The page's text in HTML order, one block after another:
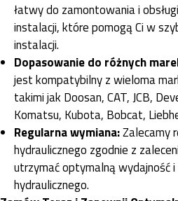
łatwy do zamontowania i
instalacji, które pomogą Ci w
instalacji.
Dopasowanie do różnych
jest kompatybilny z wieloma
takimi jak Doosan, CAT, JCB,
Komatsu, Kubota, Bobcat,
Regularna wymiana:Zalecamy
hydraulicznego zgodnie z
utrzymać optymalną wydajność i
hydraulicznego.